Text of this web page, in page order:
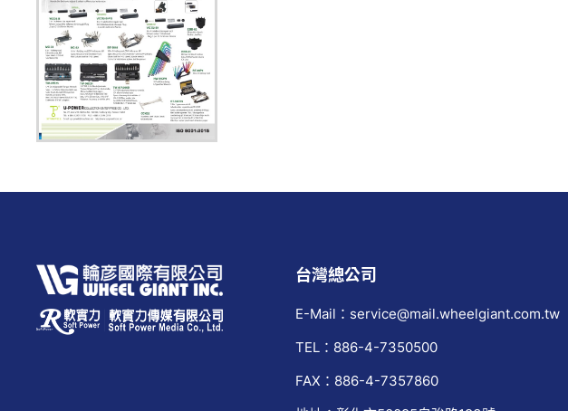
台灣總公司
E-Mail：service@mail.wheelgiant.com.tw
TEL：886-4-7350500
FAX：886-4-7357860